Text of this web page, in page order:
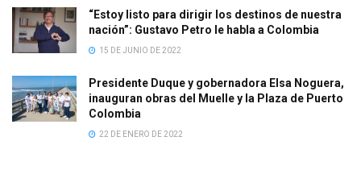
“Estoy listo para dirigir los destinos de nuestra
nación”: Gustavo Petro le habla a Colombia
15 DE JUNIO DE 2022
Presidente Duque y gobernadora Elsa Noguera,
inauguran obras del Muelle y la Plaza de Puerto
Colombia
22 DE ENERO DE 2022